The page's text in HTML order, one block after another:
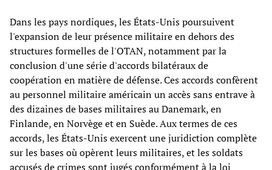
Dans les pays nordiques, les États-Unis poursuivent
l'expansion de leur présence militaire en dehors des
structures formelles de l'OTAN, notamment par la
conclusion d'une série d'accords bilatéraux de
coopération en matière de défense. Ces accords confèrent
au personnel militaire américain un accès sans entrave à
des dizaines de bases militaires au Danemark, en
Finlande, en Norvège et en Suède. Aux termes de ces
accords, les États-Unis exercent une juridiction complète
sur les bases où opèrent leurs militaires, et les soldats
accusés de crimes sont jugés conformément à la loi